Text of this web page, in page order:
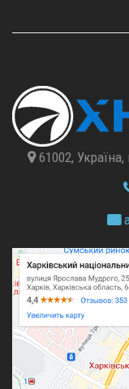
61002,